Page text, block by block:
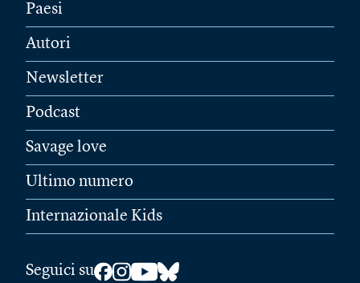
Paesi
Autori
Newsletter
Podcast
Savage love
Ultimo numero
Internazionale Kids
Seguici su